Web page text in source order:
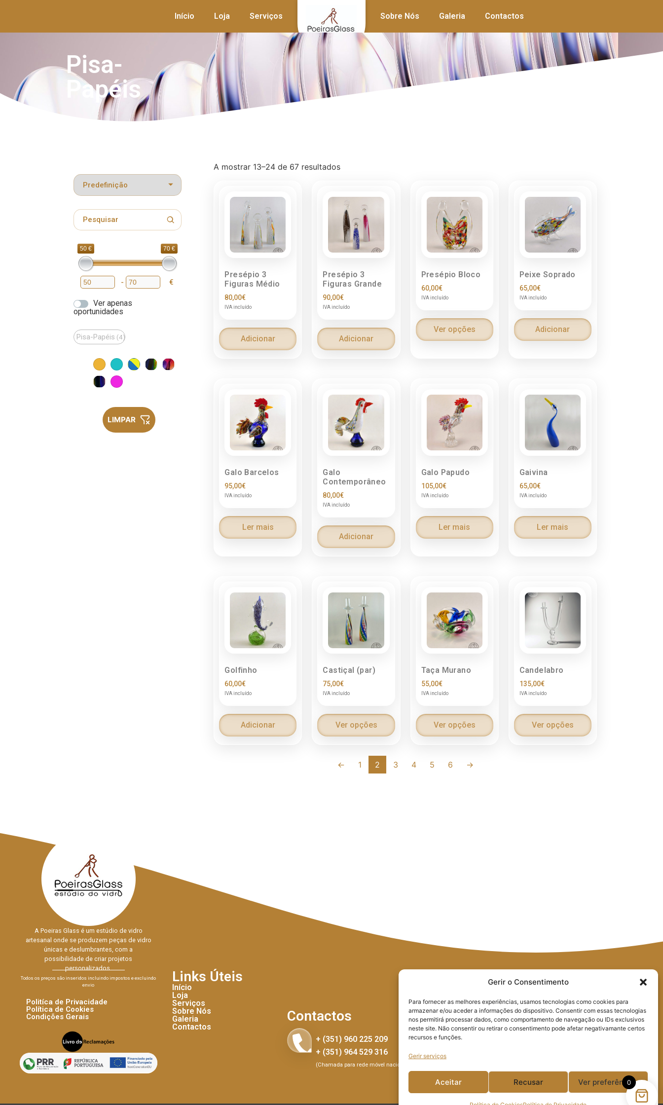
Gerir o Consentimento
Para fornecer as melhores experiências, usamos tecnologias como cookies para
armazenar e/ou aceder a informações do dispositivo. Consentir com essas tecnologias
nos permitirá processar dados, como comportamento de navegação ou IDs exclusivos
neste site. Não consentir ou retirar o consentimento pode afetar negativamante certos
recursos e funções.
Gerir serviços
Aceitar Recusar Ver preferências
Início Loja Serviços Sobre Nós Galeria Contactos
Pisa-
Papéis
Classificar produtos
50 € 70 €
Preço mínimo
- Preço máximo
€
Ver apenas
oportunidades
Pisa-Papéis (4)
LIMPAR
A mostrar 13–24 de 67 resultados
Presépio 3
Figuras Médio
80,00€
IVA incluído
Adicionar
Presépio 3
Figuras Grande
90,00€
IVA incluído
Adicionar
Presépio Bloco
60,00€
IVA incluído
Ver opções
Peixe Soprado
65,00€
IVA incluído
Adicionar
Galo Barcelos
95,00€
IVA incluído
Ler mais
Galo
Contemporâneo
80,00€
IVA incluído
Adicionar
Galo Papudo
105,00€
IVA incluído
Ler mais
Gaivina
65,00€
IVA incluído
Ler mais
Golfinho
60,00€
IVA incluído
Adicionar
Castiçal (par)
75,00€
IVA incluído
Ver opções
Taça Murano
55,00€
IVA incluído
Ver opções
Candelabro
135,00€
IVA incluído
Ver opções
← 1 2 3 4 5 6 →
A Poeiras Glass é um estúdio de vidro
artesanal onde se produzem peças de vidro
únicas e deslumbrantes, com a
possibilidade de criar projetos
personalizados.
Todos os preços são inseridos incluindo impostos e excluindo
envio
Politíca de Privacidade
Política de Cookies
Condições Gerais
Links Úteis
Início
Loja
Serviços
Sobre Nós
Galeria
Contactos
Contactos
+ (351) 960 225 209
+ (351) 964 529 316
(Chamada para rede móvel nacional)
geral@poeirasglass.pt
0